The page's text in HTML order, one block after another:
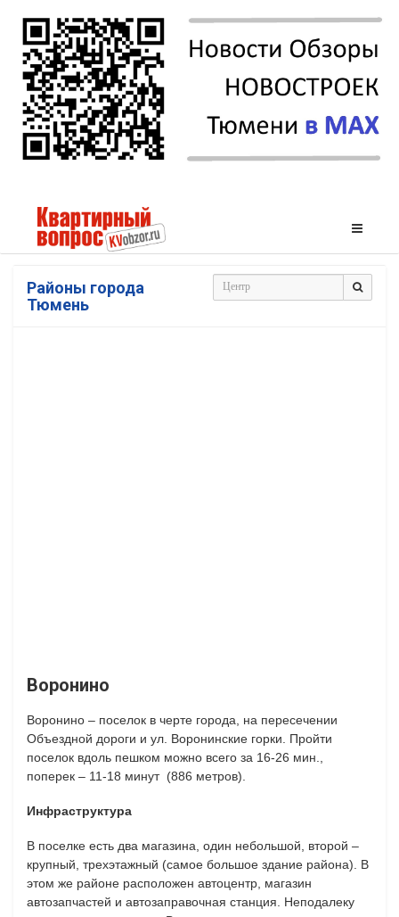
Районы города
Тюмень
Воронино
Воронино – поселок в черте города, на пересечении
Объездной дороги и ул. Воронинские горки. Пройти
поселок вдоль пешком можно всего за 16-26 мин.,
поперек – 11-18 минут (886 метров).
Инфраструктура
В поселке есть два магазина, один небольшой, второй –
крупный, трехэтажный (самое большое здание района). В
этом же районе расположен автоцентр, магазин
автозапчастей и автозаправочная станция. Неподалеку